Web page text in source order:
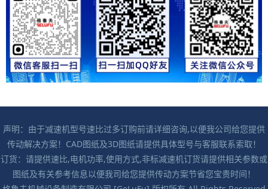
声明：由于减速机型号速比过多订购前请详细咨询,以便我公司给您提供
传动解决方案！CAD图纸及3D图纸请提供具体型号与客服联系索取！
订货：请提供速比,电机功率,使用方式,非标减速机订货请提供相关参数或
图纸及有关参考信息以便我司给您提供传动方案节省您宝贵时间！